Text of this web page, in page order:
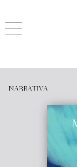
NARRATIVA